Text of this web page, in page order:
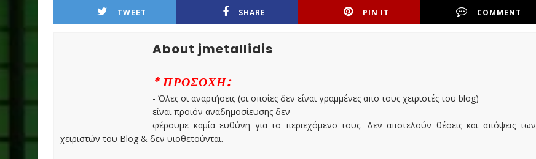
TWEET SHARE PIN IT COMMENT
About jmetallidis
* ΠΡΟΣΟΧΗ:
- Όλες οι αναρτήσεις (οι οποίες δεν είναι γραμμένες απο τους χειριστές του blog)
είναι προϊόν αναδημοσίευσης δεν
φέρουμε καμία ευθύνη για το περιεχόμενο τους. Δεν αποτελούν θέσεις και απόψεις των
χειριστών του Blog & δεν υιοθετούνται.